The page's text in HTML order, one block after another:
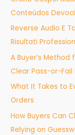
f
o
r
:
Conteúdos
Reverse Audio E
Risultati
A Buyer’s
Clear Pass-or-Fail
What It Takes to
Orders
How Buyers Can
Relying on